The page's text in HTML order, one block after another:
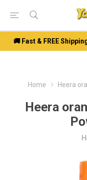
🚚 Fast & FREE
Home Heera
Heera